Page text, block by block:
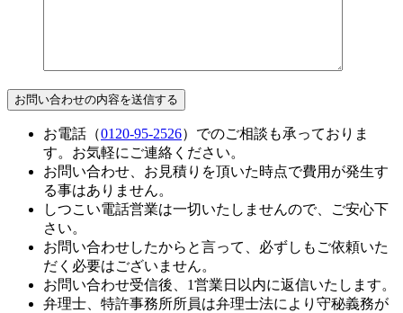
お電話（0120-95-2526）でのご相談も承っておりま
す。お気軽にご連絡ください。
お問い合わせ、お見積りを頂いた時点で費用が発生す
る事はありません。
しつこい電話営業は一切いたしませんので、ご安心下
さい。
お問い合わせしたからと言って、必ずしもご依頼いた
だく必要はございません。
お問い合わせ受信後、1営業日以内に返信いたします。
弁理士、特許事務所所員は弁理士法により守秘義務が